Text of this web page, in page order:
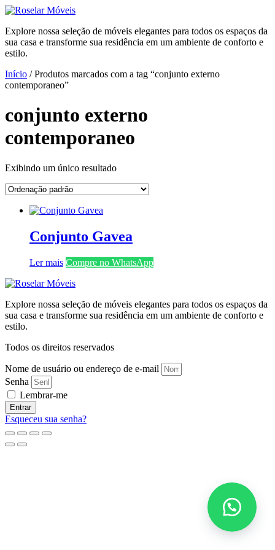
Ir
o
conteúdo
Explore nossa seleção de móveis elegantes para todos os espaços da
sua casa e transforme sua residência em um ambiente de conforto e
estilo.
Início / Produtos marcados com a tag “conjunto externo
contemporaneo”
conjunto externo
contemporaneo
Exibindo um único resultado
Conjunto Gavea
Ler mais Compre no WhatsApp
Explore nossa seleção de móveis elegantes para todos os espaços da
sua casa e transforme sua residência em um ambiente de conforto e
estilo.
Todos os direitos reservados
Nome de usuário ou endereço de e-mail
Senha
Lembrar-me
Entrar
Esqueceu sua senha?